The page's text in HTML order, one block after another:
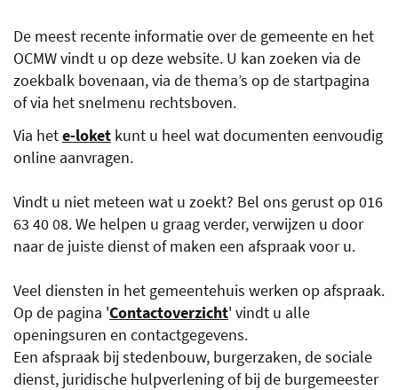
De meest recente informatie over de gemeente en het
OCMW vindt u op deze website. U kan zoeken via de
zoekbalk bovenaan, via de thema’s op de startpagina
of via het snelmenu rechtsboven.
Via hete-loket kunt u heel wat documenten eenvoudig
online aanvragen.
Vindt u niet meteen wat u zoekt? Bel ons gerust op 016
63 40 08. We helpen u graag verder, verwijzen u door
naar de juiste dienst of maken een afspraak voor u.
Veel diensten in het gemeentehuis werken op afspraak.
Op de pagina 'Contactoverzicht' vindt u alle
openingsuren en contactgegevens.
Een afspraak bij stedenbouw, burgerzaken, de sociale
dienst, juridische hulpverlening of bij de burgemeester